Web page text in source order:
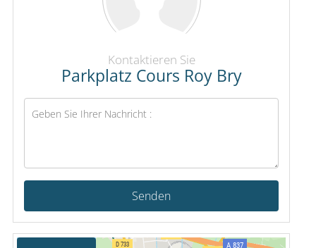
Kontaktieren Sie
Parkplatz Cours Roy Bry
Senden